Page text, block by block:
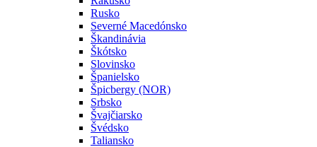
Rusko
Severné Macedónsko
Škandinávia
Škótsko
Slovinsko
Španielsko
Špicbergy (NOR)
Srbsko
Švajčiarsko
Švédsko
Taliansko